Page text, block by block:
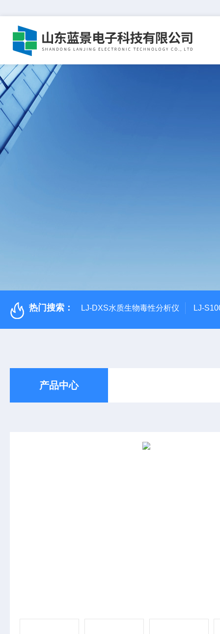
热门搜索： LJ-DXS水质生物毒性分析仪 LJ-
产品中心